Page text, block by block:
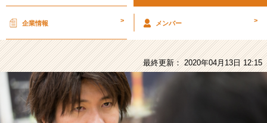
求
【創
来
8
年
連
企業情報 > メンバー >
最終更新： 2020年04月13日 12:15